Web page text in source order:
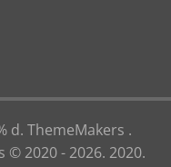
d. ThemeMakers .
2020 - 2026. 2020.